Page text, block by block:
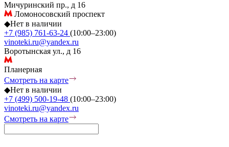
Мичуринский пр., д 16
Ломоносовский проспект
◆Нет в наличии
+7 (985) 761-63-24 (10:00–23:00)
vinoteki.ru@yandex.ru
Воротынская ул., д 16
Планерная
Смотреть на карте
◆Нет в наличии
+7 (499) 500-19-48 (10:00–23:00)
vinoteki.ru@yandex.ru
Смотреть на карте